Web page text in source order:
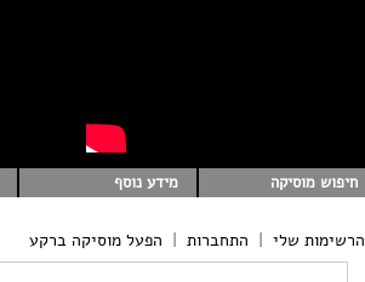
חיפוש מוסיקה מידע נוסף
הרשימות שלי | התחברות | הפעל מוסיקה ברקע